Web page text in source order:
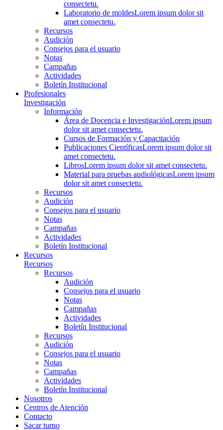
consectetu.
Laboratorio de moldesLorem ipsum dolor sit
amet consectetu.
Recursos
Audición
Consejos para el usuario
Notas
Campañas
Actividades
Boletín Institucional
Profesionales
Investigación
Información
Área de Docencia e InvestigaciónLorem ipsum
dolor sit amet consectetu.
Cursos de Formación y Capacitación
Publicaciones CientíficasLorem ipsum dolor sit
amet consectetu.
LibrosLorem ipsum dolor sit amet consectetu.
Material para pruebas audiológicasLorem ipsum
dolor sit amet consectetu.
Recursos
Audición
Consejos para el usuario
Notas
Campañas
Actividades
Boletín Institucional
Recursos
Recursos
Recursos
Audición
Consejos para el usuario
Notas
Campañas
Actividades
Boletín Institucional
Recursos
Audición
Consejos para el usuario
Notas
Campañas
Actividades
Boletín Institucional
Nosotros
Centros de Atención
Contacto
Sacar turno